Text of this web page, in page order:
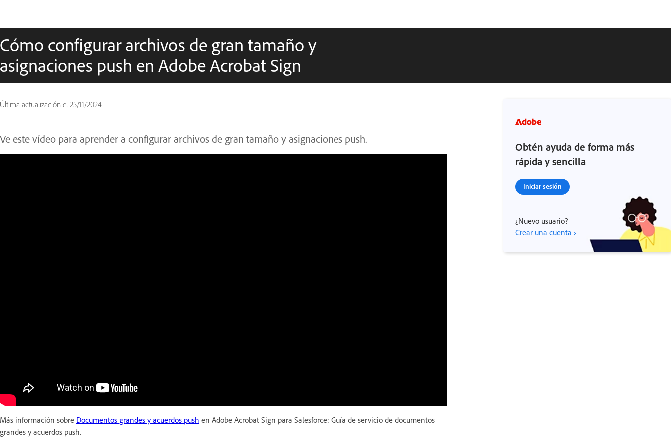
Cómo configurar archivos de gran tamaño y
asignaciones push en Adobe Acrobat Sign
Última actualización el 25/11/2024
Ve este vídeo para aprender a configurar archivos de gran tamaño y asignaciones push.
Más información sobre Documentos grandes y acuerdos push en Adobe Acrobat Sign para Salesforce: Guía de servicio de documentos
grandes y acuerdos push.
Obtén ayuda de forma más
rápida y sencilla
Iniciar sesión
¿Nuevo usuario?
Crear una cuenta ›